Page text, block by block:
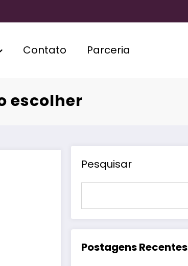
Contato Parceria
escolher
Pesquisar
Postagens Recentes